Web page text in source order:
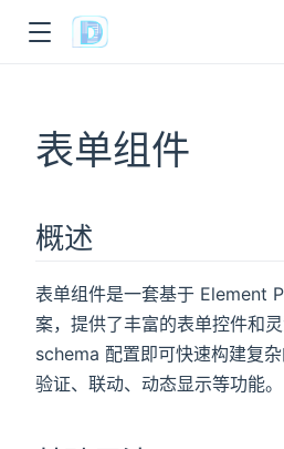
表单组件
概述
表单组件是一套基于 Element
案，提供了丰富的表单控件和
schema 配置即可快速构建复
验证、联动、动态显示等功能。